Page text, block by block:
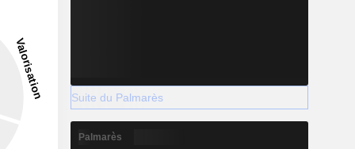
Suite du Palmarès
Palmarès